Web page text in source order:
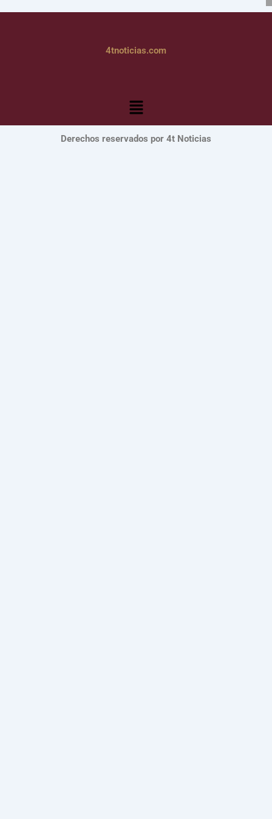
4tnoticias.com
Menú
Derechos reservados por 4t Noticias